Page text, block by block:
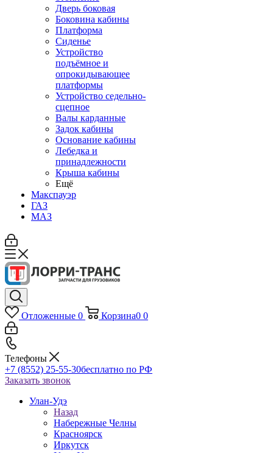
Дверь боковая
Боковина кабины
Платформа
Сиденье
Устройство
подъёмное и
опрокидывающее
платформы
Устройство седельно-
сцепное
Валы карданные
Задок кабины
Основание кабины
Лебедка и
принадлежности
Крыша кабины
Ещё
Макспауэр
ГАЗ
МАЗ
Отложенные 0 Корзина0 0
Телефоны
+7 (8552) 25-55-30бесплатно по РФ
Заказать звонок
Улан-Удэ
Назад
Набережные Челны
Красноярск
Иркутск